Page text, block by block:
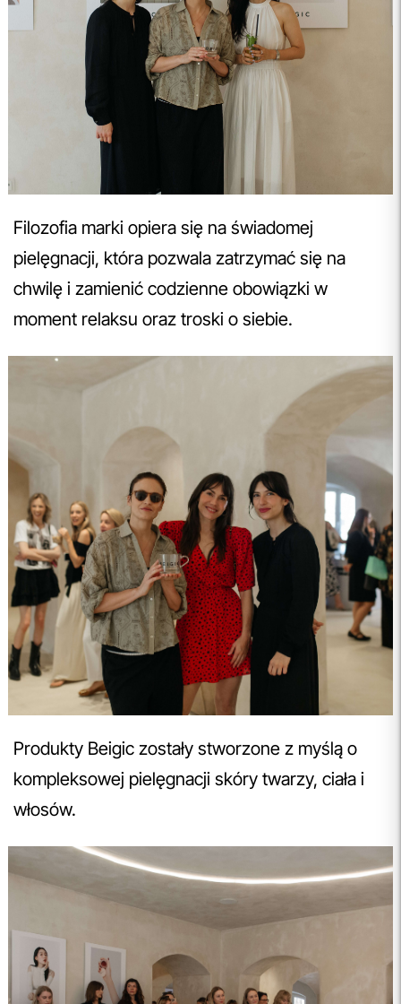
Filozofia marki opiera się na świadomej
pielęgnacji, która pozwala zatrzymać się na
chwilę i zamienić codzienne obowiązki w
moment relaksu oraz troski o siebie.
Produkty Beigic zostały stworzone z myślą o
kompleksowej pielęgnacji skóry twarzy, ciała i
włosów.